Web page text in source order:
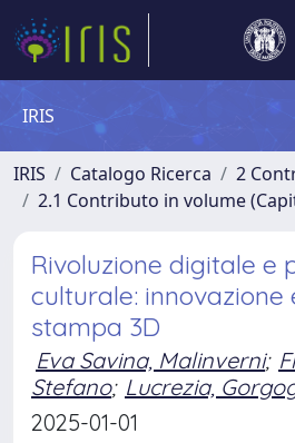
IRIS
IRIS Catalogo Ricerca
2
2.1 Contributo in volume
Rivoluzione digitale e
culturale:
stampa 3D
Eva Savina, Malinverni;
Stefano; Lucrezia,
2025-01-01